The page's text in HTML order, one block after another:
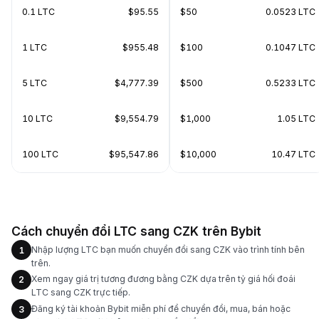
0.1 LTC $95.55
1 LTC $955.48
5 LTC $4,777.39
10 LTC $9,554.79
100 LTC $95,547.86
$50 0.0523 LTC
$100 0.1047 LTC
$500 0.5233 LTC
$1,000 1.05 LTC
$10,000 10.47 LTC
Cách chuyển đổi LTC sang CZK trên Bybit
1
Nhập lượng LTC bạn muốn chuyển đổi sang CZK vào trình tính bên
trên.
2
Xem ngay giá trị tương đương bằng CZK dựa trên tỷ giá hối đoái
LTC sang CZK trực tiếp.
3
Đăng ký tài khoản Bybit miễn phí để chuyển đổi, mua, bán hoặc